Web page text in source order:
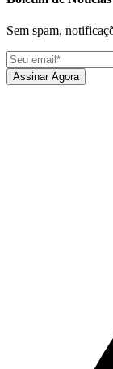
Sem spam,
Assinar Agora